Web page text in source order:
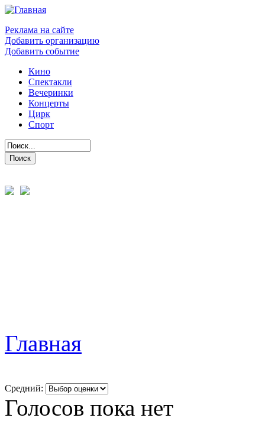
Реклама на сайте
Добавить организацию
Добавить событие
Кино
Спектакли
Вечеринки
Концерты
Цирк
Спорт
Главная
Средний:
Голосов пока нет